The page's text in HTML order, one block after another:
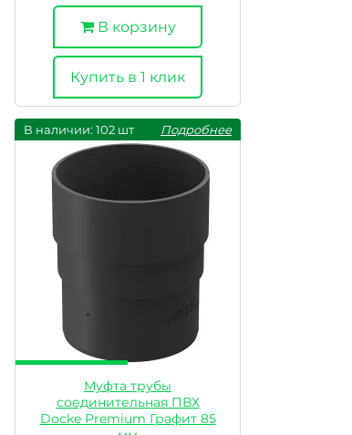
В корзину
Купить в 1 клик
В наличии: 102 шт Подробнее
Муфта трубы
соединительная ПВХ
Docke Premium Графит 85